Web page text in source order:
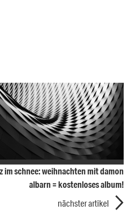
im schnee: weihnachten mit damon
albarn = kostenloses album!
nächster artikel